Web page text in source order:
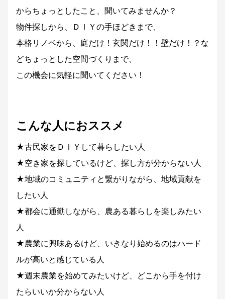
からちょっとしたこと、聞いてみませんか？
物件探しから、ＤＩＹの手ほどきまで、
本格リノベから、庭だけ！玄関だけ！！壁だけ！？な
どちょっとした空間づくりまで、
この機会に気軽に聞いてください！
こんな人におススメ
★古民家をＤＩＹして暮らしたい人
★空き家を探しているけど、探し方が分からない人
★地域のコミュニティと繋がりながら、地域貢献を
したい人
★都会に通勤しながら、農ある暮らしを楽しみたい
人
★農業に興味あるけど、いきなり始めるのはハード
ルが高いと感じている人
★週末農業を始めてみたいけど、どこから手を付け
たらいいか分からない人